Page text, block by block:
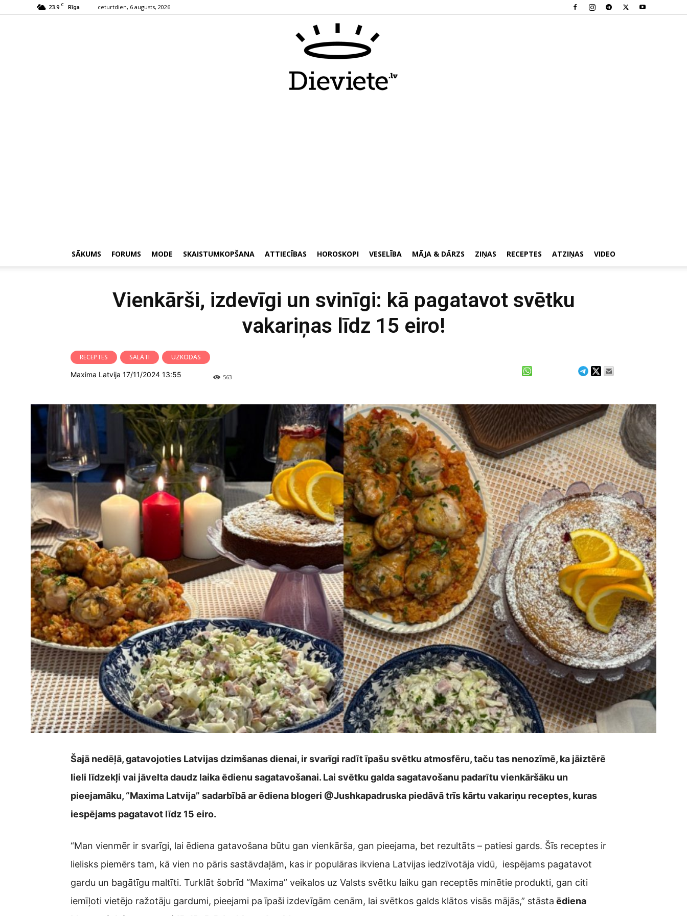
23.9 C Rīga ceturtdien, 6 augusts, 2026
SĀKUMS FORUMS MODE SKAISTUMKOPŠANA ATTIECĪBAS HOROSKOPI VESELĪBA MĀJA & DĀRZS ZIŅAS RECEPTES ATZIŅAS VIDEO
Vienkārši, izdevīgi un svinīgi: kā pagatavot svētku
vakariņas līdz 15 eiro!
RECEPTES SALĀTI
UZKODAS
Maxima Latvija 17/11/2024 13:55
563
Šajā nedēļā, gatavojoties Latvijas dzimšanas dienai, ir svarīgi radīt īpašu svētku atmosfēru, taču tas nenozīmē, ka jāiztērē
lieli līdzekļi vai jāvelta daudz laika ēdienu sagatavošanai. Lai svētku galda sagatavošanu padarītu vienkāršāku un
pieejamāku, “Maxima Latvija” sadarbībā ar ēdiena blogeri @Jushkapadruska piedāvā trīs kārtu vakariņu receptes, kuras
iespējams pagatavot līdz 15 eiro.
“Man vienmēr ir svarīgi, lai ēdiena gatavošana būtu gan vienkārša, gan pieejama, bet rezultāts – patiesi gards. Šīs receptes ir
lielisks piemērs tam, kā vien no pāris sastāvdaļām, kas ir populāras ikviena Latvijas iedzīvotāja vidū, iespējams pagatavot
gardu un bagātīgu maltīti. Turklāt šobrīd “Maxima” veikalos uz Valsts svētku laiku gan receptēs minētie produkti, gan citi
iemīļoti vietējo ražotāju gardumi, pieejami pa īpaši izdevīgām cenām, lai svētkos galds klātos visās mājās,” stāsta ēdiena